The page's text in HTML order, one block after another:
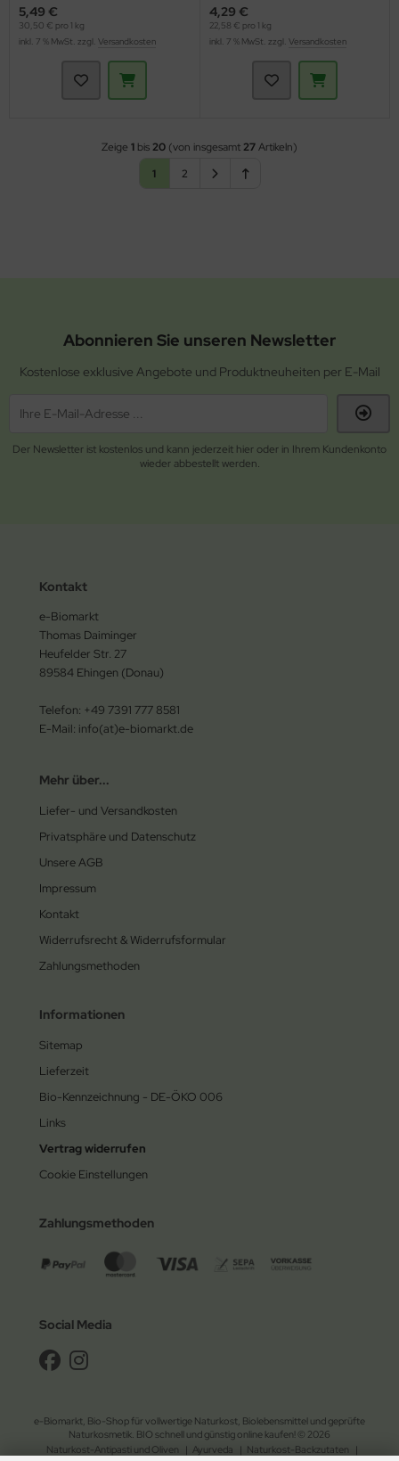
5,49 €
30,50 € pro 1 kg
inkl. 7 % MwSt. zzgl. Versandkosten
4,29 €
22,58 € pro 1 kg
inkl. 7 % MwSt. zzgl. Versandkosten
Zeige 1 bis20 (von insgesamt27Artikeln)
1
2
Abonnieren Sie unseren Newsletter
Kostenlose exklusive Angebote und Produktneuheiten per E-Mail
Der Newsletter ist kostenlos und kann jederzeit hier oder in Ihrem Kundenkonto
wieder abbestellt werden.
Kontakt
e-Biomarkt
Thomas Daiminger
Heufelder Str. 27
89584 Ehingen (Donau)
Telefon: +49 7391 777 8581
E-Mail: info(at)e-biomarkt.de
Mehr über...
Liefer- und Versandkosten
Privatsphäre und Datenschutz
Unsere AGB
Impressum
Kontakt
Widerrufsrecht & Widerrufsformular
Zahlungsmethoden
Informationen
Sitemap
Lieferzeit
Bio-Kennzeichnung - DE-ÖKO 006
Links
Vertrag widerrufen
Cookie Einstellungen
Zahlungsmethoden
Social Media
e-Biomarkt, Bio-Shop für vollwertige Naturkost, Biolebensmittel und geprüfte
Naturkosmetik. BIO schnell und günstig online kaufen! © 2026
Naturkost-Antipasti und Oliven
| Ayurveda | Naturkost-Backzutaten |